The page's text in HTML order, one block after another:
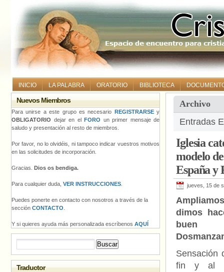
INICIO LA PALABRA ORATORIO BIBLIOTECA
Archivo
Entradas
Iglesia
modelo
España y
jueves, 15 de
dimos
buen
Sensación
fin y al
Nuevos Miembros
Para unirse a este grupo es necesario REGISTRARSEy
OBLIGATORIO dejar en el FORO un primer mensaje de
saludo y presentación al resto de miembros.
Por favor, no lo olvidéis, ni tampoco indicar vuestros motivos
en las solicitudes de incorporación.
Gracias. Dios os bendiga.
Para cualquier duda, VER INSTRUCCIONES
Puedes ponerte en contacto con nosotros a través de la
sección CONTACTO
Y si quieres ayuda más personalizada escríbenos AQUÍ
Traductor